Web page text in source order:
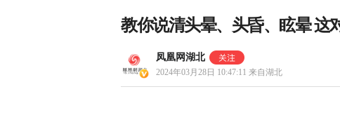
教你说清头晕、头昏、眩晕 这
凤凰网湖北
2024年03月28日 10:47:11 来自湖北